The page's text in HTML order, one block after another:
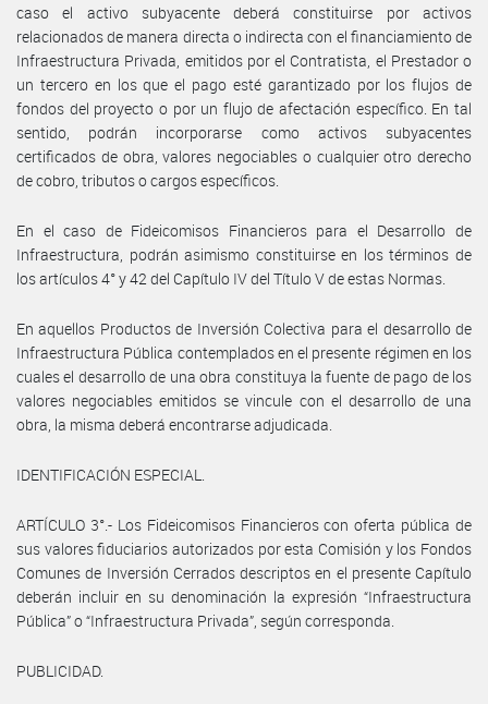
caso el activo subyacente deberá constituirse por activos
relacionados de manera directa o indirecta con el financiamiento de
Infraestructura Privada, emitidos por el Contratista, el Prestador o
un tercero en los que el pago esté garantizado por los flujos de
fondos del proyecto o por un flujo de afectación específico. En tal
sentido, podrán incorporarse como activos subyacentes
certificados de obra, valores negociables o cualquier otro derecho
de cobro, tributos o cargos específicos.
En el caso de Fideicomisos Financieros para el Desarrollo de
Infraestructura, podrán asimismo constituirse en los términos de
los artículos 4° y 42 del Capítulo IV del Título V de estas Normas.
En aquellos Productos de Inversión Colectiva para el desarrollo de
Infraestructura Pública contemplados en el presente régimen en los
cuales el desarrollo de una obra constituya la fuente de pago de los
valores negociables emitidos se vincule con el desarrollo de una
obra, la misma deberá encontrarse adjudicada.
IDENTIFICACIÓN ESPECIAL.
ARTÍCULO 3°.- Los Fideicomisos Financieros con oferta pública de
sus valores fiduciarios autorizados por esta Comisión y los Fondos
Comunes de Inversión Cerrados descriptos en el presente Capítulo
deberán incluir en su denominación la expresión “Infraestructura
Pública” o “Infraestructura Privada”, según corresponda.
PUBLICIDAD.